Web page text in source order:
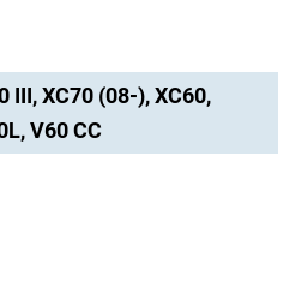
III, XC70 (08-), XC60,
V60 CC